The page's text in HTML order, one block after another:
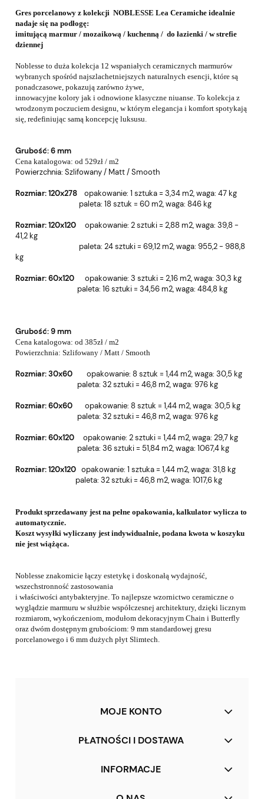
Gres porcelanowy z kolekcji NOBLESSE Lea Ceramiche idealnie
nadaje się na podłogę:
imitującą marmur / mozaikową / kuchenną / do łazienki / w strefie
dziennej
Noblesse to duża kolekcja 12 wspaniałych ceramicznych marmurów
wybranych spośród najszlachetniejszych naturalnych esencji, które są
ponadczasowe, pokazują zarówno żywe,
innowacyjne kolory jak i odnowione klasyczne niuanse. To kolekcja z
wrodzonym poczuciem designu, w którym elegancja i komfort spotykają
się, redefiniując samą koncepcję luksusu.
Grubość: 6 mm
Cena katalogowa: od 529zł / m2
Powierzchnia: Szlifowany / Matt / Smooth
Rozmiar: 120x278 opakowanie: 1 sztuka = 3,34 m2, waga: 47 kg
paleta: 18 sztuk = 60 m2, waga: 846 kg
Rozmiar: 120x120 opakowanie: 2 sztuki = 2,88 m2, waga: 39,8 -
41,2 kg
paleta: 24 sztuki = 69,12 m2, waga: 955,2 - 988,8
kg
Rozmiar: 60x120 opakowanie: 3 sztuki = 2,16 m2, waga: 30,3 kg
paleta: 16 sztuki = 34,56 m2, waga: 484,8 kg
Grubość:9 mm
Cena katalogowa: od 385zł / m2
Powierzchnia: Szlifowany / Matt / Smooth
Rozmiar: 30x60 opakowanie: 8 sztuk = 1,44 m2, waga: 30,5 kg
paleta: 32 sztuki = 46,8 m2, waga: 976 kg
Rozmiar: 60x60 opakowanie: 8 sztuk = 1,44 m2, waga: 30,5 kg
paleta: 32 sztuki = 46,8 m2, waga: 976 kg
Rozmiar: 60x120 opakowanie: 2 sztuki = 1,44 m2, waga: 29,7 kg
paleta: 36 sztuki = 51,84 m2, waga: 1067,4 kg
Rozmiar: 120x120 opakowanie: 1 sztuka = 1,44 m2, waga: 31,8 kg
paleta: 32 sztuki = 46,8 m2, waga: 1017,6 kg
Produkt sprzedawany jest na pełne opakowania, kalkulator wylicza to
automatycznie.
Koszt wysyłki wyliczany jest indywidualnie, podana kwota w koszyku
nie jest wiążąca.
Noblesse znakomicie łączy estetykę i doskonałą wydajność,
wszechstronność zastosowania
i właściwości antybakteryjne. To najlepsze wzornictwo ceramiczne o
wyglądzie marmuru w służbie współczesnej architektury, dzięki licznym
rozmiarom, wykończeniom, modułom dekoracyjnym Chain i Butterfly
oraz dwóm dostępnym grubościom: 9 mm standardowej gresu
porcelanowego i 6 mm dużych płyt Slimtech.
MOJE KONTO
PŁATNOŚCI I DOSTAWA
INFORMACJE